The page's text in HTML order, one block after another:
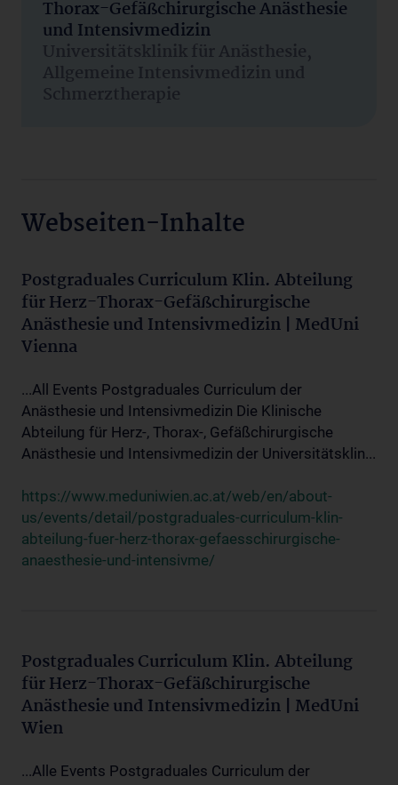
Thorax-Gefäßchirurgische Anästhesie
und Intensivmedizin
Universitätsklinik für Anästhesie,
Allgemeine Intensivmedizin und
Schmerztherapie
Webseiten-Inhalte
Postgraduales Curriculum Klin. Abteilung
für Herz-Thorax-Gefäßchirurgische
Anästhesie und Intensivmedizin | MedUni
Vienna
...All Events Postgraduales Curriculum der
Anästhesie und Intensivmedizin Die Klinische
Abteilung für Herz-, Thorax-, Gefäßchirurgische
Anästhesie und Intensivmedizin der Universitätsklin...
https://www.meduniwien.ac.at/web/en/about-
us/events/detail/postgraduales-curriculum-klin-
abteilung-fuer-herz-thorax-gefaesschirurgische-
anaesthesie-und-intensivme/
Postgraduales Curriculum Klin. Abteilung
für Herz-Thorax-Gefäßchirurgische
Anästhesie und Intensivmedizin | MedUni
Wien
...Alle Events Postgraduales Curriculum der